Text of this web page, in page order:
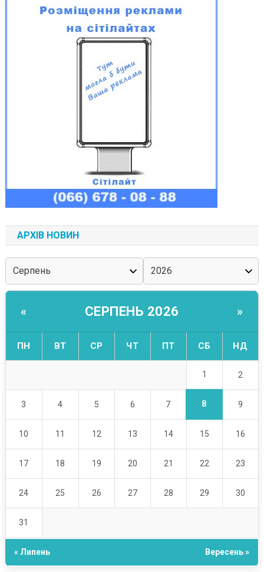
АРХІВ НОВИН
« СЕРПЕНЬ 2026 »
ПН ВТ СР ЧТ ПТ СБ НД
1 2
3 4 5 6 7 8 9
10 11 12 13 14 15 16
17 18 19 20 21 22 23
24 25 26 27 28 29 30
31
« Липень Вересень »